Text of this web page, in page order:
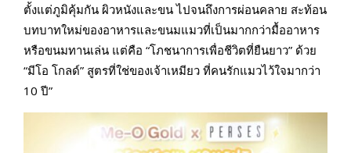
ตั้งแต่ภูมิคุ้มกัน ผิวหนังและขน ไปจนถึงการผ่อนคลาย สะท้อน
บทบาทใหม่ของอาหารและขนมแมวที่เป็นมากกว่ามื้ออาหาร
หรือขนมทานเล่น แต่คือ “โภชนาการเพื่อชีวิตที่ยืนยาว” ด้วย
“มีโอ โกลด์” สูตรที่ใช่ของเจ้าเหมียว ที่คนรักแมวไว้ใจมากว่า
10 ปี”